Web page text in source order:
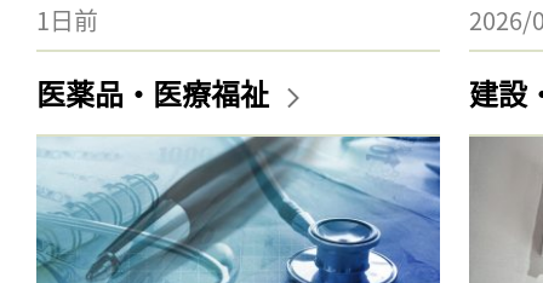
1日前 2026/
医薬品・医療福祉 建設